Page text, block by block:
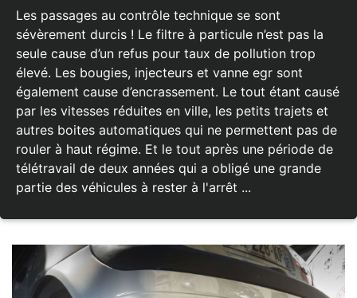
Les passages au contrôle technique se sont
sévèrement durcis ! Le filtre à particule n’est pas la
seule cause d’un refus pour taux de pollution trop
élevé. Les bougies, injecteurs et vanne egr sont
également cause d’encrassement. Le tout étant causé
par les vitesses réduites en ville, les petits trajets et
autres boites automatiques qui ne permettent pas de
rouler à haut régime. Et le tout après une période de
télétravail de deux années qui a obligé une grande
partie des véhicules à rester à l'arrêt ...